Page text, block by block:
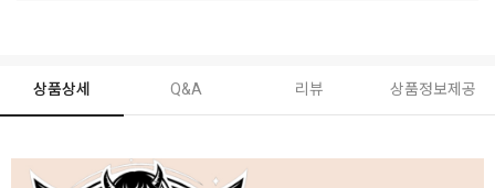
상품상세 Q&A 리뷰 상품정보제공